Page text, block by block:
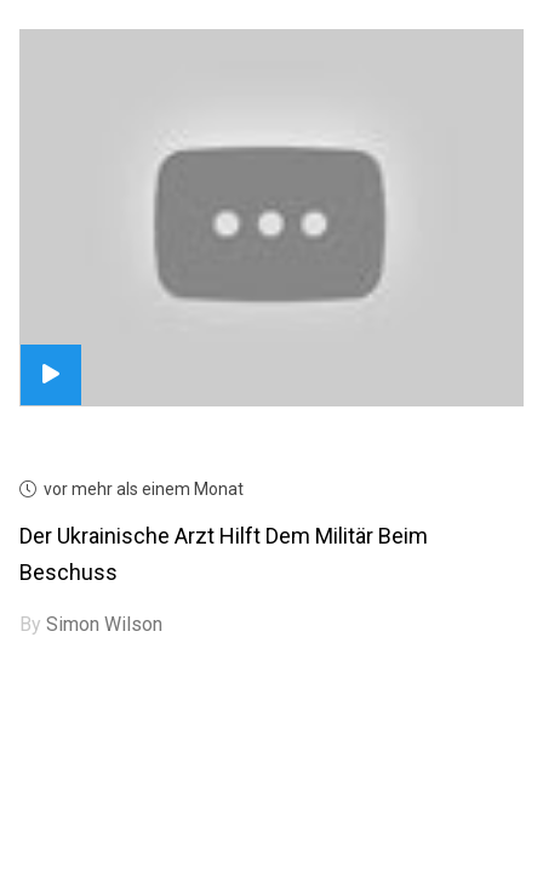
vor mehr als einem Monat
Der Ukrainische Arzt Hilft Dem Militär Beim
Beschuss
BySimon Wilson